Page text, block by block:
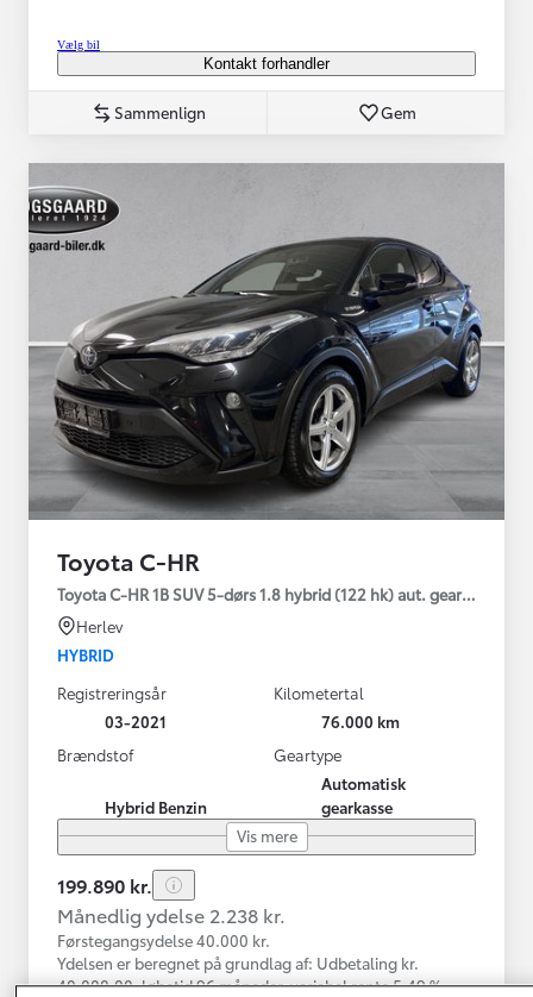
Vælg bil
Kontakt forhandler
Sammenlign Gem
Toyota C-HR
Toyota C-HR 1B SUV 5-dørs 1.8 hybrid (122 hk) aut. gear C-LUB -
Herlev
HYBRID
Registreringsår
03-2021
Kilometertal
76.000 km
Brændstof
Hybrid Benzin
Geartype
Automatisk
gearkasse
Vis mere
199.890 kr.
Månedlig ydelse 2.238 kr.
Førstegangsydelse 40.000 kr.
Ydelsen er beregnet på grundlag af: Udbetaling kr.
40.000,00, løbetid 96 måneder, variabel rente 5,49 %,